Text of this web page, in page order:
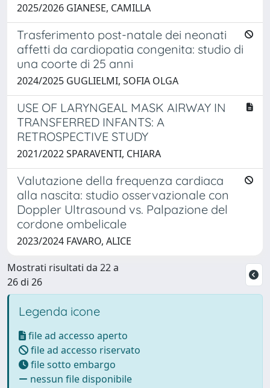
2025/2026 GIANESE, CAMILLA
Trasferimento post-natale dei neonati
affetti da cardiopatia congenita: studio di
una coorte di 25 anni
2024/2025 GUGLIELMI, SOFIA OLGA
USE OF LARYNGEAL MASK AIRWAY IN
TRANSFERRED INFANTS: A
RETROSPECTIVE STUDY
2021/2022 SPARAVENTI, CHIARA
Valutazione della frequenza cardiaca
alla nascita: studio osservazionale con
Doppler Ultrasound vs. Palpazione del
cordone ombelicale
2023/2024 FAVARO, ALICE
Mostrati risultati da 22 a
26 di 26
Legenda icone
file ad accesso aperto
file ad accesso riservato
file sotto embargo
nessun file disponibile